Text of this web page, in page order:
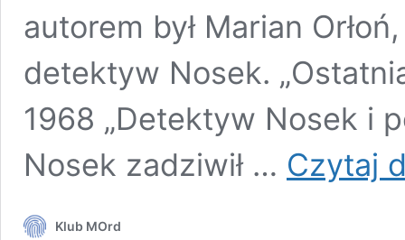
autorem był Marian
detektyw Nosek.
1968 „Detektyw Nosek i
Nosek zadziwił … Czytaj
Klub MOrd